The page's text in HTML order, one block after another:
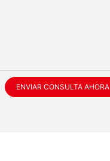
ENVIAR CONSULTA AHORA